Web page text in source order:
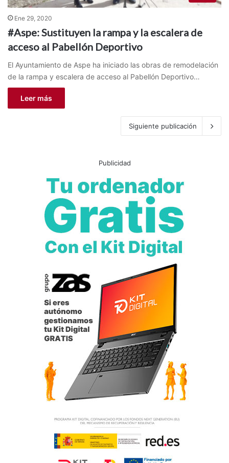
Ene 29, 2020
#Aspe: Sustituyen la rampa y la escalera de
acceso al Pabellón Deportivo
El Ayuntamiento de Aspe ha iniciado las obras de remodelación
de la rampa y escalera de acceso al Pabellón Deportivo…
Leer más
Siguiente publicación
Publicidad